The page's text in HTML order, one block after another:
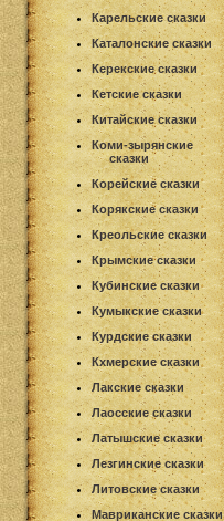
Карельские сказки
Каталонские сказки
Керекские сказки
Кетские сказки
Китайские сказки
Коми-зырянские
сказки
Корейские сказки
Корякские сказки
Креольские сказки
Крымские сказки
Кубинские сказки
Кумыкские сказки
Курдские сказки
Кхмерские сказки
Лакские сказки
Лаосские сказки
Латышские сказки
Лезгинские сказки
Литовские сказки
Мавриканские сказки